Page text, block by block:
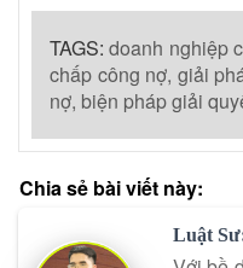
TAGS:doanh nghiệp
chấp công nợ, giải
nợ, biện pháp giải
Chia sẻ bài viết này:
Luật